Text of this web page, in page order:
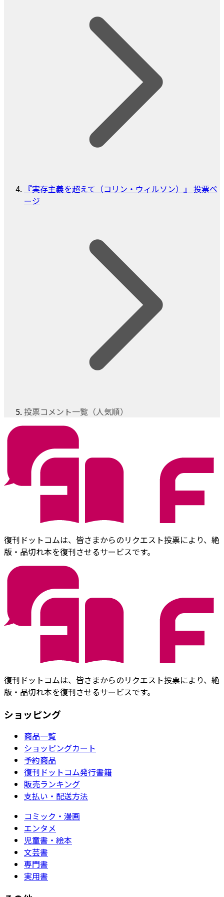
『実存主義を超えて（コリン・ウィルソン）』 投票ペ
ージ
投票コメント一覧（人気順）
復刊ドットコムは、皆さまからのリクエスト投票により、絶
版・品切れ本を復刊させるサービスです。
復刊ドットコムは、皆さまからのリクエスト投票により、絶
版・品切れ本を復刊させるサービスです。
ショッピング
商品一覧
ショッピングカート
予約商品
復刊ドットコム発行書籍
販売ランキング
支払い・配送方法
コミック・漫画
エンタメ
児童書・絵本
文芸書
専門書
実用書